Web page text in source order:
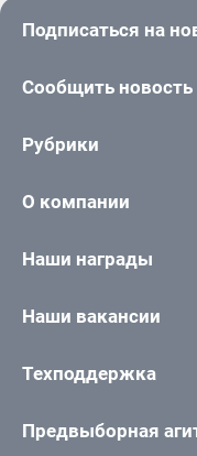
Подписаться на
Сообщить новость
Рубрики
О компании
Наши награды
Наши вакансии
Техподдержка
Предвыборная